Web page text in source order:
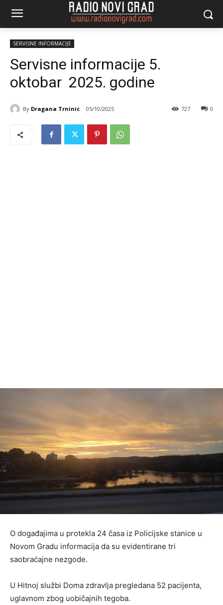
SERVISNE INFORMACIJE
Servisne informacije 5.
oktobar 2025. godine
By Dragana Trninic 05/10/2025 0
727
O događajima u protekla 24 časa iz Policijske stanice u
Novom Gradu informacija da su evidentirane tri
saobraćajne nezgode.
U Hitnoj službi Doma zdravlja pregledana 52 pacijenta,
uglavnom zbog uobičajnih tegoba.